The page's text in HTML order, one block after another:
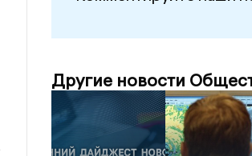
Другие новости